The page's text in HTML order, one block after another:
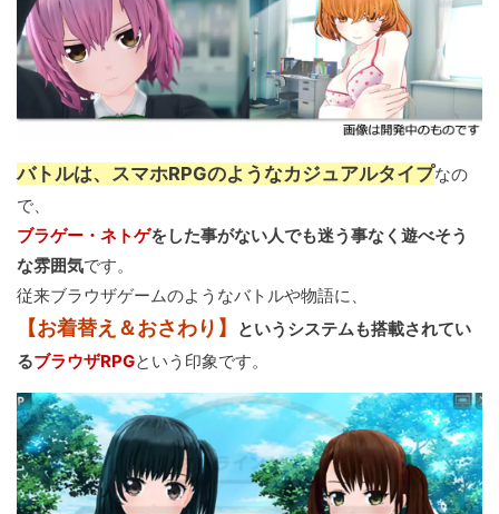
バトルは、スマホRPGのようなカジュアルタイプなの
で、
ブラゲー・ネトゲをした事がない人でも迷う事なく遊べそう
な雰囲気です。
従来ブラウザゲームのようなバトルや物語に、
【お着替え＆おさわり】
というシステムも搭載されてい
るブラウザRPGという印象です。